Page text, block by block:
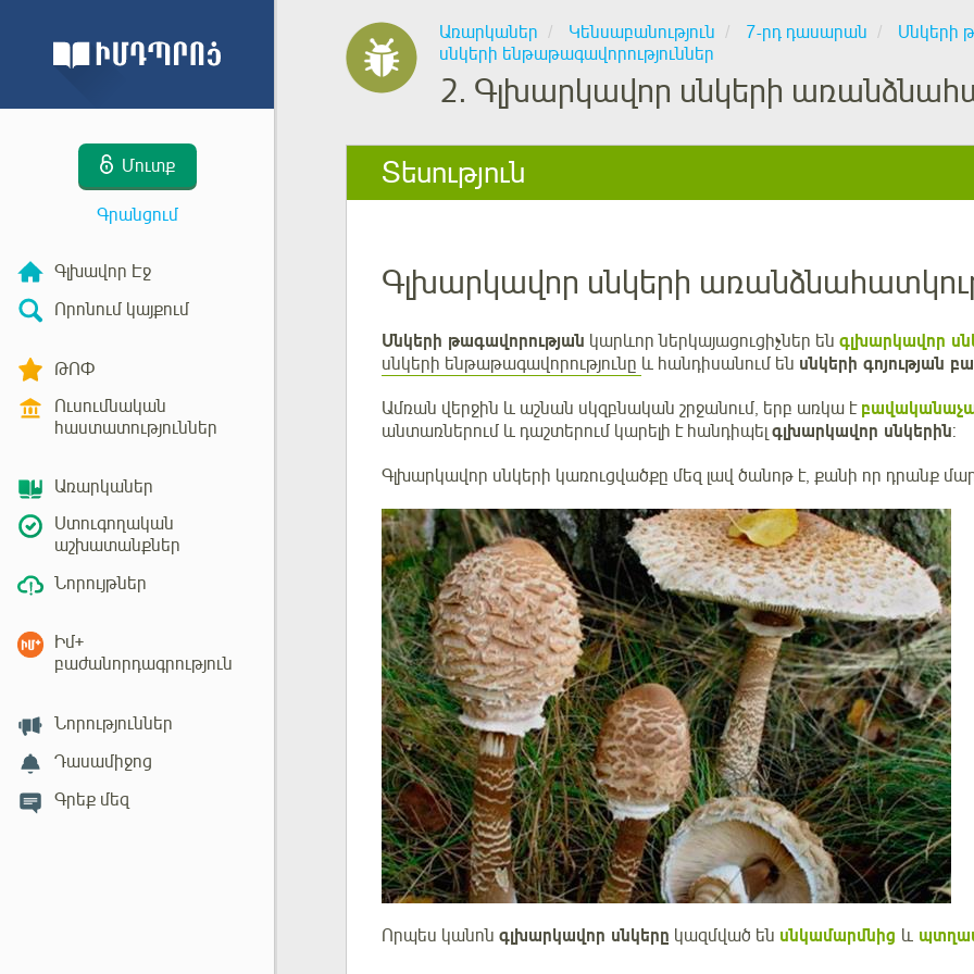
Մուտք
Գրանցում
Գլխավոր Էջ
Որոնում կայքում
ԹՈՓ
Ուսումնական
հաստատություններ
Առարկաներ
Ստուգողական
աշխատանքներ
Նորույթներ
Իմ+
բաժանորդագրություն
Նորություններ
Դասամիջոց
Գրեք մեզ
Առարկաներ Կենսաբանություն 7-րդ դասարան Սնկերի
սնկերի ենթաթագավորություններ
2. Գլխարկավոր սնկերի
Տեսություն
Գլխարկավոր սնկերի
Սնկերի թագավորության կարևոր ներկայացուցիչներ են գլխարկավոր
սնկերի ենթաթագավորությունը և հանդիսանում են սնկերի գոյության
Ամռան վերջին և աշնան սկզբնական շրջանում, երբ առկա է
անտառներում և դաշտերում կարելի է հանդիպել գլխարկավոր սնկերին:
Գլխարկավոր սնկերի կառուցվածքը մեզ լավ ծանոթ է, քանի որ դրանք
Որպես կանոն գլխարկավոր սնկերը կազմված են սնկամարմնից և